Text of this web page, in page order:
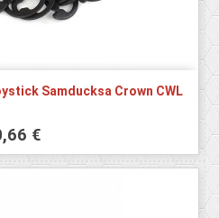
Samducksa Crown CWL
€